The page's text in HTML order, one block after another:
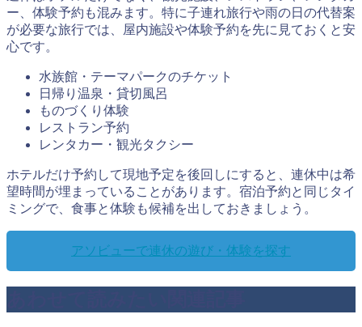
ー、体験予約も混みます。特に子連れ旅行や雨の日の代替案
が必要な旅行では、屋内施設や体験予約を先に見ておくと安
心です。
水族館・テーマパークのチケット
日帰り温泉・貸切風呂
ものづくり体験
レストラン予約
レンタカー・観光タクシー
ホテルだけ予約して現地予定を後回しにすると、連休中は希
望時間が埋まっていることがあります。宿泊予約と同じタイ
ミングで、食事と体験も候補を出しておきましょう。
アソビューで連休の遊び・体験を探す